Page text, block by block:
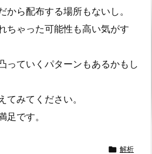
から配布する場所もないし。
ちゃった可能性も高い気がす
っていくパターンもあるかもし
てみてください。
です。
 解析